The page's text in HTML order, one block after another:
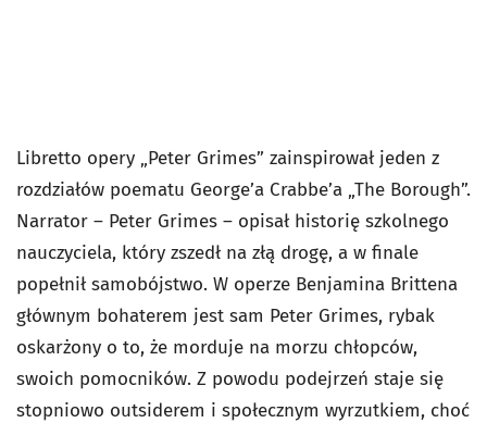
Libretto opery „Peter Grimes” zainspirował jeden z
rozdziałów poematu George’a Crabbe’a „The Borough”.
Narrator – Peter Grimes – opisał historię szkolnego
nauczyciela, który zszedł na złą drogę, a w finale
popełnił samobójstwo. W operze Benjamina Brittena
głównym bohaterem jest sam Peter Grimes, rybak
oskarżony o to, że morduje na morzu chłopców,
swoich pomocników. Z powodu podejrzeń staje się
stopniowo outsiderem i społecznym wyrzutkiem, choć